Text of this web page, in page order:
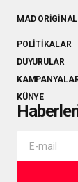
MAD
POLITIKALAR
DUYURULAR
KÜNYE